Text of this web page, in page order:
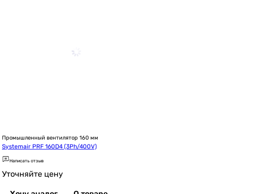
Промышленный вентилятор 160 мм
Systemair PRF 160D4 (3Ph/400V)
Написать отзыв
Уточняйте цену